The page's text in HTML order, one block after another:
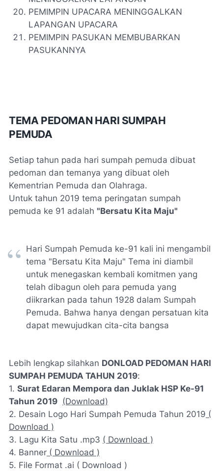
PEMIMPIN UPACARA MENINGGALKAN
LAPANGAN UPACARA
PEMIMPIN PASUKAN MEMBUBARKAN
PASUKANNYA
TEMA PEDOMAN HARI SUMPAH
PEMUDA
Setiap tahun pada hari sumpah pemuda dibuat
pedoman dan temanya yang dibuat oleh
Kementrian Pemuda dan Olahraga.
Untuk tahun 2019 tema peringatan sumpah
pemuda ke 91 adalah "Bersatu Kita Maju"
Hari Sumpah Pemuda ke-91 kali ini mengambil
tema "Bersatu Kita Maju" Tema ini diambil
untuk menegaskan kembali komitmen yang
telah dibagun oleh para pemuda yang
diikrarkan pada tahun 1928 dalam Sumpah
Pemuda. Bahwa hanya dengan persatuan kita
dapat mewujudkan cita-cita bangsa
Lebih lengkap silahkan DONLOAD PEDOMAN HARI
SUMPAH PEMUDA TAHUN 2019:
1. Surat Edaran Mempora dan Juklak HSP Ke-91
Tahun 2019 (Download)
2. Desain Logo Hari Sumpah Pemuda Tahun 2019 (
Download )
3. Lagu Kita Satu .mp3 ( Download )
4. Banner ( Download )
5. File Format .ai ( Download )